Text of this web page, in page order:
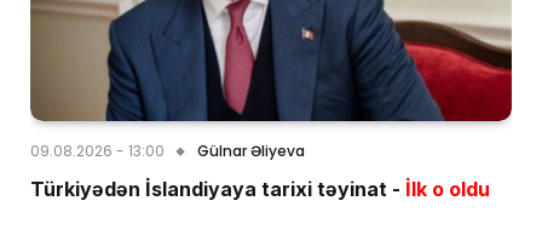
09.08.2026 - 13:00 Gülnar Əliyeva
Türkiyədən İslandiyaya tarixi təyinat - İlk o oldu